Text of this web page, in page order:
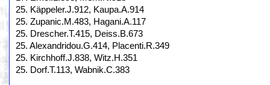
25. Käppeler.J.912, Kaupa.A.914
25. Zupanic.M.483, Hagani.A.117
25. Drescher.T.415, Deiss.B.673
25. Alexandridou.G.414, Placenti.R.349
25. Kirchhoff.J.838, Witz.H.351
25. Dorf.T.113, Wabnik.C.383